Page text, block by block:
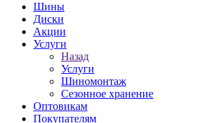
Шины
Диски
Акции
Услуги
Назад
Услуги
Шиномонтаж
Сезонное хранение
Оптовикам
Покупателям